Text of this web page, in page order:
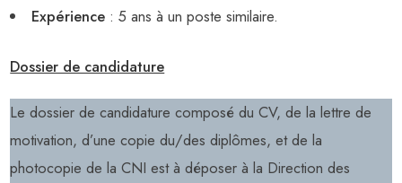
Expérience : 5 ans à un poste similaire.
Dossier de candidature
Le dossier de candidature composé du CV, de la lettre de
motivation, d’une copie du/des diplômes, et de la
photocopie de la CNI est à déposer à la Direction des